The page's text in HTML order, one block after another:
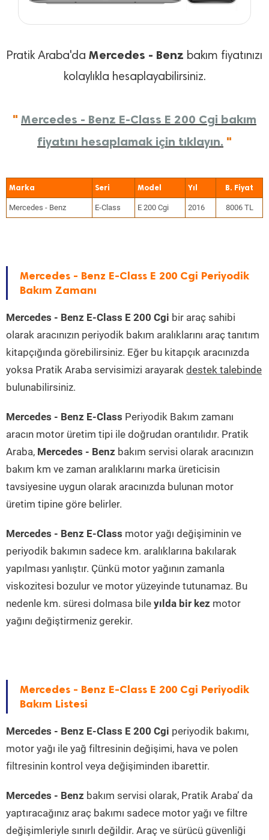
Pratik Araba'da Mercedes - Benz bakım fiyatınızı
kolaylıkla hesaplayabilirsiniz.
" Mercedes - Benz E-Class E 200 Cgi bakım
fiyatını hesaplamak için tıklayın. "
Marka Seri Model Yıl
Mercedes - Benz E-Class E 200 Cgi 2016 8006 TL
Mercedes - Benz E-Class E 200 Cgi Periyodik
Bakım Zamanı
Mercedes - Benz E-Class E 200 Cgi bir araç sahibi
olarak aracınızın periyodik bakım aralıklarını araç tanıtım
kitapçığında görebilirsiniz. Eğer bu kitapçık aracınızda
yoksa Pratik Araba servisimizi arayarak destek talebinde
bulunabilirsiniz.
Mercedes - Benz E-Class Periyodik Bakım zamanı
aracın motor üretim tipi ile doğrudan orantılıdır. Pratik
Araba, Mercedes - Benz bakım servisi olarak aracınızın
bakım km ve zaman aralıklarını marka üreticisin
tavsiyesine uygun olarak aracınızda bulunan motor
üretim tipine göre belirler.
Mercedes - Benz E-Class motor yağı değişiminin ve
periyodik bakımın sadece km. aralıklarına bakılarak
yapılması yanlıştır. Çünkü motor yağının zamanla
viskozitesi bozulur ve motor yüzeyinde tutunamaz. Bu
nedenle km. süresi dolmasa bile yılda bir kez motor
yağını değiştirmeniz gerekir.
Mercedes - Benz E-Class E 200 Cgi Periyodik
Bakım Listesi
Mercedes - Benz E-Class E 200 Cgi periyodik bakımı,
motor yağı ile yağ filtresinin değişimi, hava ve polen
filtresinin kontrol veya değişiminden ibarettir.
Mercedes - Benz bakım servisi olarak, Pratik Araba’ da
yaptıracağınız araç bakımı sadece motor yağı ve filtre
değişimleriyle sınırlı değildir. Araç ve sürücü güvenliği